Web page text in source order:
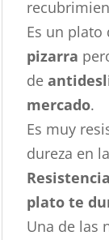
Es un plato
pizarra
de
mercado.
Es muy
dureza en
plato te
Una de las